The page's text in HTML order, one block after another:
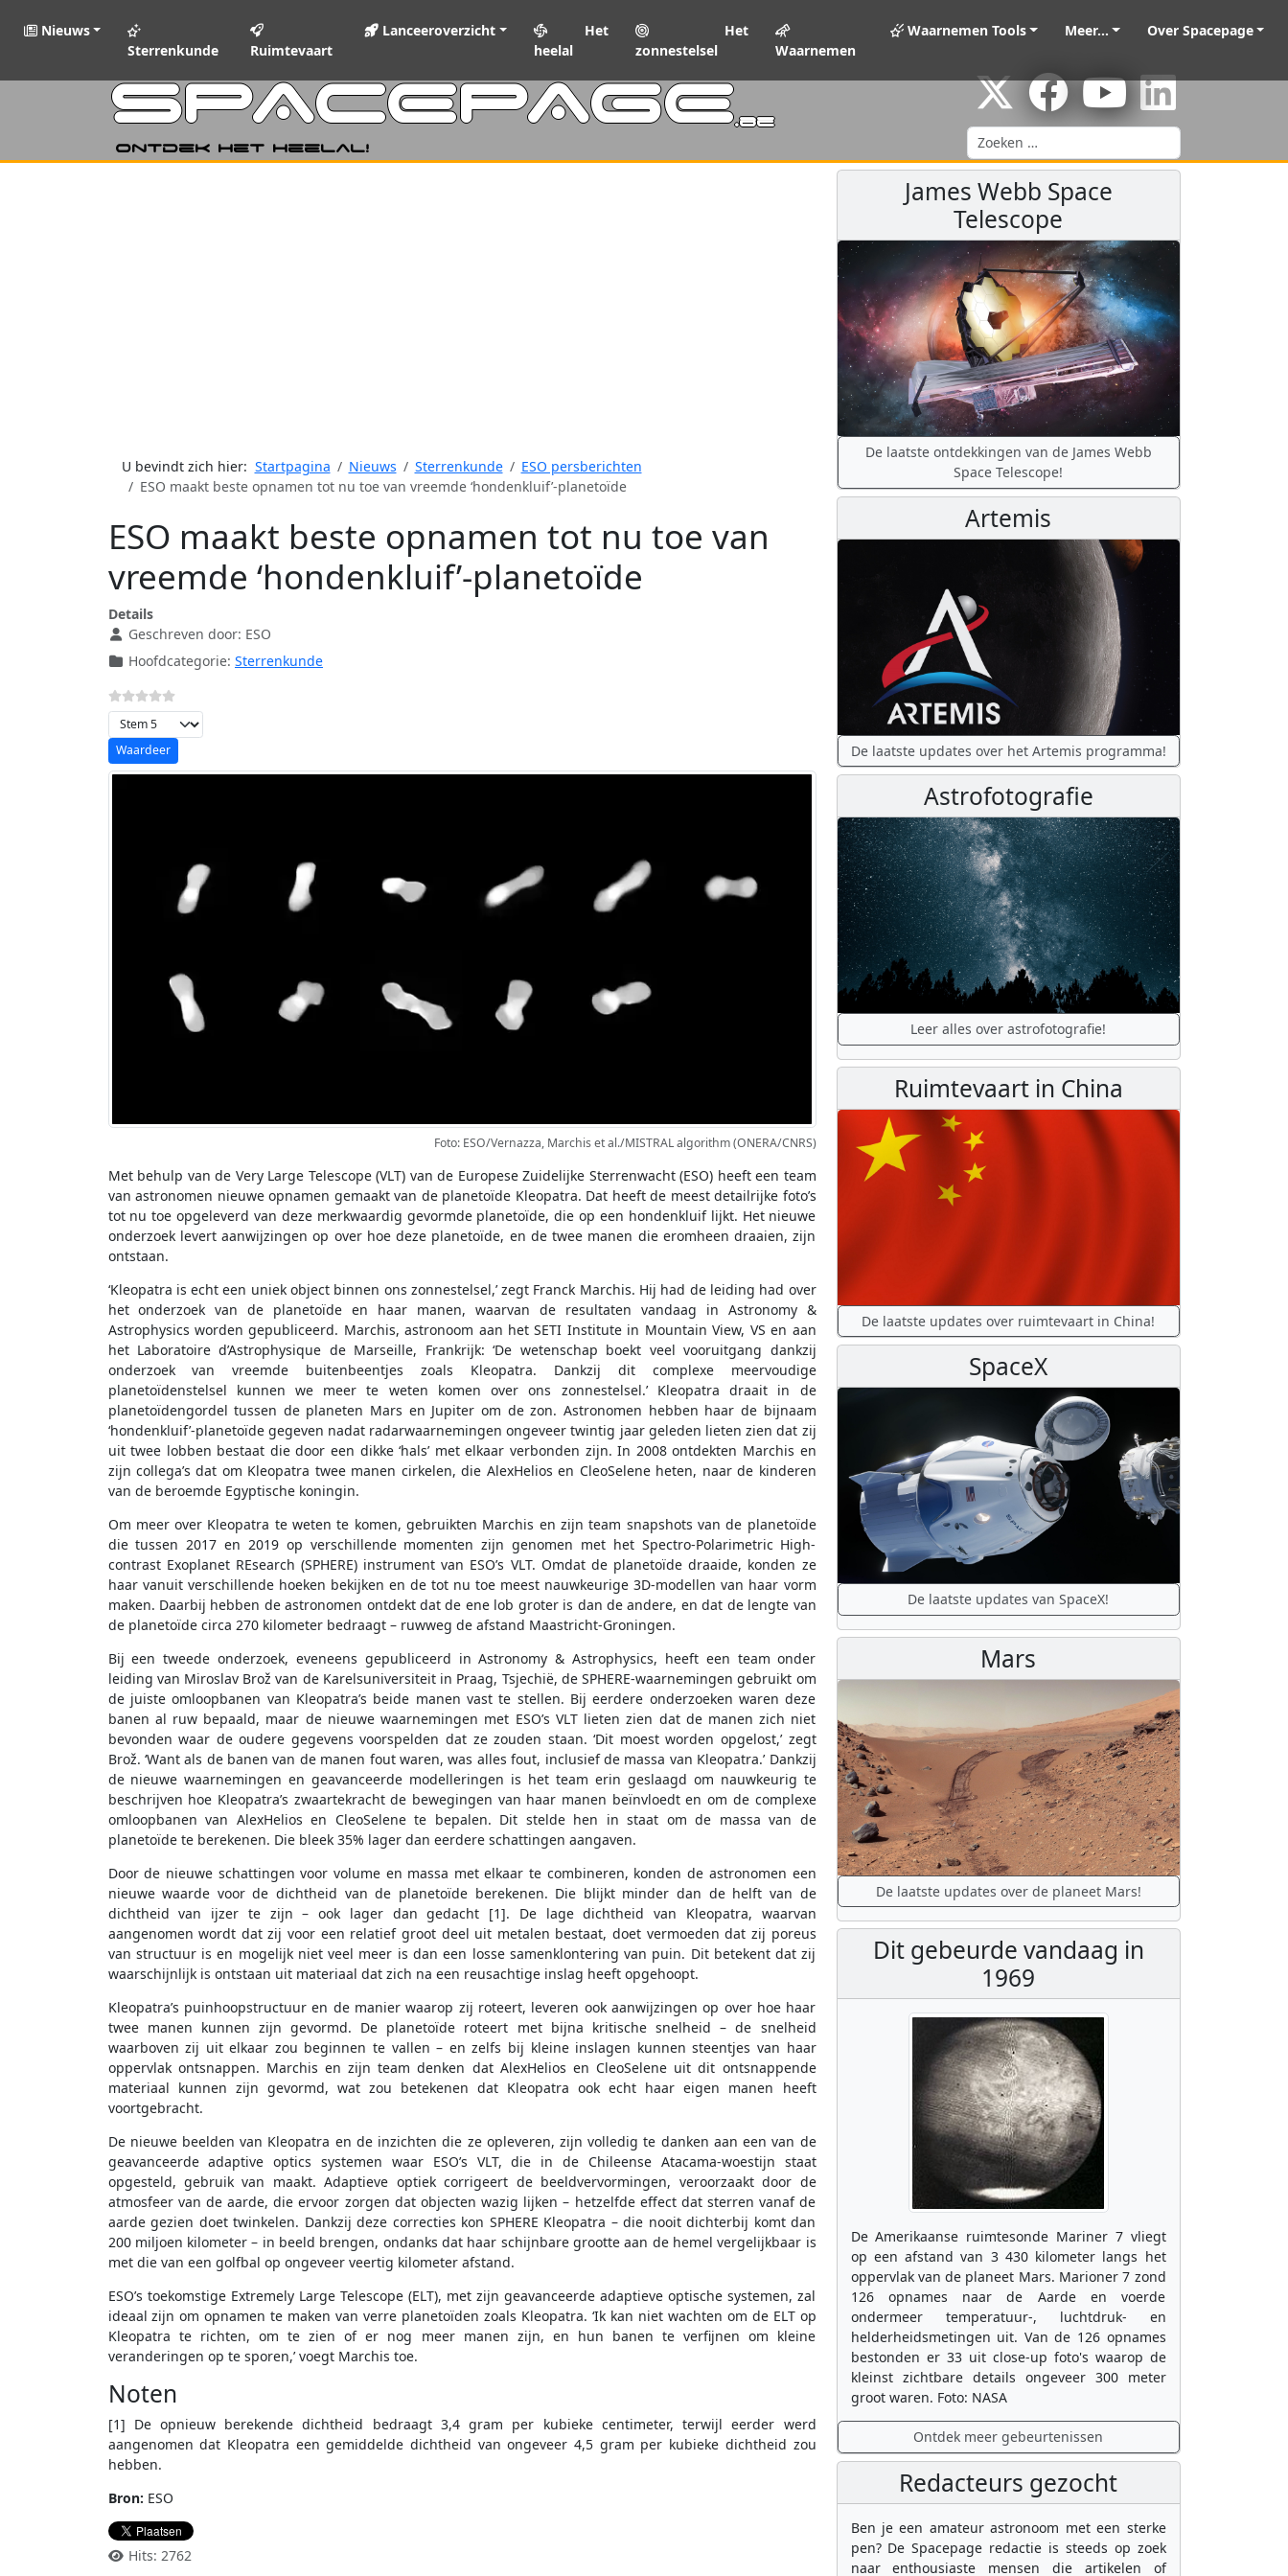
Nieuws
Sterrenkunde
Ruimtevaart
Lanceeroverzicht
Het
heelal
Het
zonnestelsel
Waarnemen
Waarnemen Tools Meer... Over Spacepage
SPACEPAGE.be
Ontdek het heelal!
Zoeken
U bevindt zich hier: Startpagina Nieuws Sterrenkunde
ESO persberichten
ESO maakt beste opnamen tot nu toe van vreemde ‘hondenkluif’-planetoïde
ESO maakt beste opnamen tot nu toe van
vreemde ‘hondenkluif’-planetoïde
Details
Geschreven door: ESO
Hoofdcategorie: Sterrenkunde
Voeg waardering toe
Foto: ESO/Vernazza, Marchis et al./MISTRAL algorithm (ONERA/CNRS)
Met behulp van de Very Large Telescope (VLT) van de Europese Zuidelijke Sterrenwacht (ESO) heeft een team
van astronomen nieuwe opnamen gemaakt van de planetoïde Kleopatra. Dat heeft de meest detailrijke foto’s
tot nu toe opgeleverd van deze merkwaardig gevormde planetoïde, die op een hondenkluif lijkt. Het nieuwe
onderzoek levert aanwijzingen op over hoe deze planetoïde, en de twee manen die eromheen draaien, zijn
ontstaan.
‘Kleopatra is echt een uniek object binnen ons zonnestelsel,’ zegt Franck Marchis. Hij had de leiding had over
het onderzoek van de planetoïde en haar manen, waarvan de resultaten vandaag in Astronomy &
Astrophysics worden gepubliceerd. Marchis, astronoom aan het SETI Institute in Mountain View, VS en aan
het Laboratoire d’Astrophysique de Marseille, Frankrijk: ‘De wetenschap boekt veel vooruitgang dankzij
onderzoek van vreemde buitenbeentjes zoals Kleopatra. Dankzij dit complexe meervoudige
planetoïdenstelsel kunnen we meer te weten komen over ons zonnestelsel.’ Kleopatra draait in de
planetoïdengordel tussen de planeten Mars en Jupiter om de zon. Astronomen hebben haar de bijnaam
‘hondenkluif’-planetoïde gegeven nadat radarwaarnemingen ongeveer twintig jaar geleden lieten zien dat zij
uit twee lobben bestaat die door een dikke ‘hals’ met elkaar verbonden zijn. In 2008 ontdekten Marchis en
zijn collega’s dat om Kleopatra twee manen cirkelen, die AlexHelios en CleoSelene heten, naar de kinderen
van de beroemde Egyptische koningin.
Om meer over Kleopatra te weten te komen, gebruikten Marchis en zijn team snapshots van de planetoïde
die tussen 2017 en 2019 op verschillende momenten zijn genomen met het Spectro-Polarimetric High-
contrast Exoplanet REsearch (SPHERE) instrument van ESO’s VLT. Omdat de planetoïde draaide, konden ze
haar vanuit verschillende hoeken bekijken en de tot nu toe meest nauwkeurige 3D-modellen van haar vorm
maken. Daarbij hebben de astronomen ontdekt dat de ene lob groter is dan de andere, en dat de lengte van
de planetoïde circa 270 kilometer bedraagt – ruwweg de afstand Maastricht-Groningen.
Bij een tweede onderzoek, eveneens gepubliceerd in Astronomy & Astrophysics, heeft een team onder
leiding van Miroslav Brož van de Karelsuniversiteit in Praag, Tsjechië, de SPHERE-waarnemingen gebruikt om
de juiste omloopbanen van Kleopatra’s beide manen vast te stellen. Bij eerdere onderzoeken waren deze
banen al ruw bepaald, maar de nieuwe waarnemingen met ESO’s VLT lieten zien dat de manen zich niet
bevonden waar de oudere gegevens voorspelden dat ze zouden staan. ‘Dit moest worden opgelost,’ zegt
Brož. ‘Want als de banen van de manen fout waren, was alles fout, inclusief de massa van Kleopatra.’ Dankzij
de nieuwe waarnemingen en geavanceerde modelleringen is het team erin geslaagd om nauwkeurig te
beschrijven hoe Kleopatra’s zwaartekracht de bewegingen van haar manen beïnvloedt en om de complexe
omloopbanen van AlexHelios en CleoSelene te bepalen. Dit stelde hen in staat om de massa van de
planetoïde te berekenen. Die bleek 35% lager dan eerdere schattingen aangaven.
Door de nieuwe schattingen voor volume en massa met elkaar te combineren, konden de astronomen een
nieuwe waarde voor de dichtheid van de planetoïde berekenen. Die blijkt minder dan de helft van de
dichtheid van ijzer te zijn – ook lager dan gedacht [1]. De lage dichtheid van Kleopatra, waarvan
aangenomen wordt dat zij voor een relatief groot deel uit metalen bestaat, doet vermoeden dat zij poreus
van structuur is en mogelijk niet veel meer is dan een losse samenklontering van puin. Dit betekent dat zij
waarschijnlijk is ontstaan uit materiaal dat zich na een reusachtige inslag heeft opgehoopt.
Kleopatra’s puinhoopstructuur en de manier waarop zij roteert, leveren ook aanwijzingen op over hoe haar
twee manen kunnen zijn gevormd. De planetoïde roteert met bijna kritische snelheid – de snelheid
waarboven zij uit elkaar zou beginnen te vallen – en zelfs bij kleine inslagen kunnen steentjes van haar
oppervlak ontsnappen. Marchis en zijn team denken dat AlexHelios en CleoSelene uit dit ontsnappende
materiaal kunnen zijn gevormd, wat zou betekenen dat Kleopatra ook echt haar eigen manen heeft
voortgebracht.
De nieuwe beelden van Kleopatra en de inzichten die ze opleveren, zijn volledig te danken aan een van de
geavanceerde adaptive optics systemen waar ESO’s VLT, die in de Chileense Atacama-woestijn staat
opgesteld, gebruik van maakt. Adaptieve optiek corrigeert de beeldvervormingen, veroorzaakt door de
atmosfeer van de aarde, die ervoor zorgen dat objecten wazig lijken – hetzelfde effect dat sterren vanaf de
aarde gezien doet twinkelen. Dankzij deze correcties kon SPHERE Kleopatra – die nooit dichterbij komt dan
200 miljoen kilometer – in beeld brengen, ondanks dat haar schijnbare grootte aan de hemel vergelijkbaar is
met die van een golfbal op ongeveer veertig kilometer afstand.
ESO’s toekomstige Extremely Large Telescope (ELT), met zijn geavanceerde adaptieve optische systemen, zal
ideaal zijn om opnamen te maken van verre planetoïden zoals Kleopatra. ‘Ik kan niet wachten om de ELT op
Kleopatra te richten, om te zien of er nog meer manen zijn, en hun banen te verfijnen om kleine
veranderingen op te sporen,’ voegt Marchis toe.
Noten
[1] De opnieuw berekende dichtheid bedraagt 3,4 gram per kubieke centimeter, terwijl eerder werd
aangenomen dat Kleopatra een gemiddelde dichtheid van ongeveer 4,5 gram per kubieke dichtheid zou
hebben.
Bron: ESO
Hits: 2762
James Webb Space
Telescope
De laatste ontdekkingen van de James Webb
Space Telescope!
Artemis
De laatste updates over het Artemis programma!
Astrofotografie
Leer alles over astrofotografie!
Ruimtevaart in China
De laatste updates over ruimtevaart in China!
SpaceX
De laatste updates van SpaceX!
Mars
De laatste updates over de planeet Mars!
Dit gebeurde vandaag in
1969
De Amerikaanse ruimtesonde Mariner 7 vliegt
op een afstand van 3 430 kilometer langs het
oppervlak van de planeet Mars. Marioner 7 zond
126 opnames naar de Aarde en voerde
ondermeer temperatuur-, luchtdruk- en
helderheidsmetingen uit. Van de 126 opnames
bestonden er 33 uit close-up foto's waarop de
kleinst zichtbare details ongeveer 300 meter
groot waren. Foto: NASA
Ontdek meer gebeurtenissen
Redacteurs gezocht
Ben je een amateur astronoom met een sterke
pen? De Spacepage redactie is steeds op zoek
naar enthousiaste mensen die artikelen of